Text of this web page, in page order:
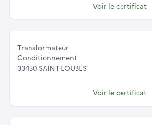
Voir le certificat
Transformateur
Conditionnement
33450 SAINT-LOUBES
Voir le certificat